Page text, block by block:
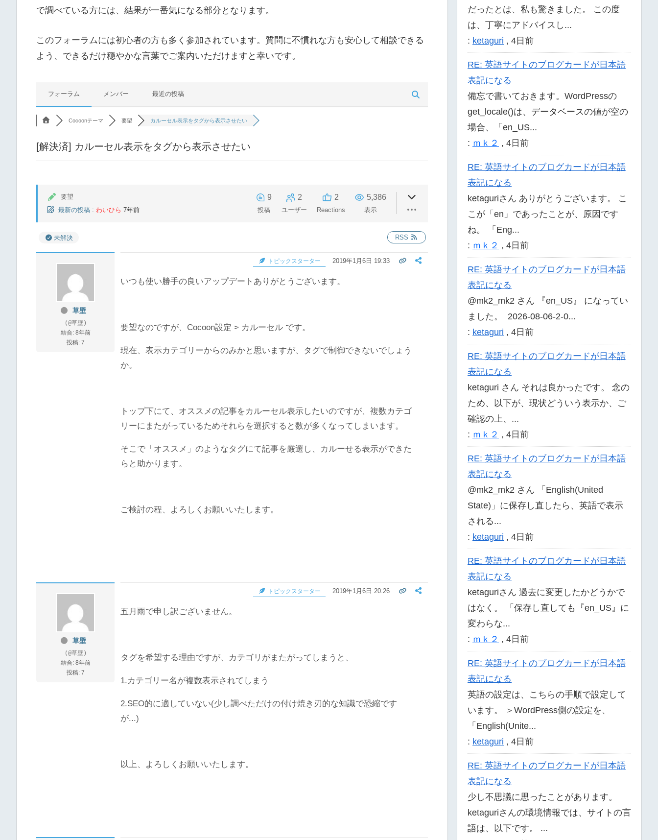
で調べている方には、結果が一番気になる部分となります。
このフォーラムには初心者の方も多く参加されています。質問に不慣れな方も安心して相談できる
よう、できるだけ穏やかな言葉でご案内いただけますと幸いです。
フォーラム メンバー 最近の投稿
Cocoonテーマ 要望 カルーセル表示をタグから表示させたい
[解決済] カルーセル表示をタグから表示させたい
要望
最新の投稿 : わいひら 7年前
9
投稿
2
ユーザー
2
Reactions
5,386
表示
未解決 RSS
草壁
(@草壁)
結合: 8年前
投稿: 7
トピックスターター 2019年1月6日 19:33
いつも使い勝手の良いアップデートありがとうございます。
要望なのですが、Cocoon設定 > カルーセル です。
現在、表示カテゴリーからのみかと思いますが、タグで制御できないでしょう
か。
トップ下にて、オススメの記事をカルーセル表示したいのですが、複数カテゴ
リーにまたがっているためそれらを選択すると数が多くなってしまいます。
そこで「オススメ」のようなタグにて記事を厳選し、カルーせる表示ができた
らと助かります。
ご検討の程、よろしくお願いいたします。
草壁
(@草壁)
結合: 8年前
投稿: 7
トピックスターター 2019年1月6日 20:26
五月雨で申し訳ございません。
タグを希望する理由ですが、カテゴリがまたがってしまうと、
1.カテゴリー名が複数表示されてしまう
2.SEO的に適していない(少し調べただけの付け焼き刃的な知識で恐縮です
が...)
以上、よろしくお願いいたします。
だったとは、私も驚きました。 この度
は、丁寧にアドバイスし...
: ketaguri , 4日前
RE: 英語サイトのブログカードが日本語
表記になる
備忘で書いておきます。WordPressの
get_locale()は、データベースの値が空の
場合、「en_US...
: ｍｋ２ , 4日前
RE: 英語サイトのブログカードが日本語
表記になる
ketaguriさん ありがとうございます。 こ
こが「en」であったことが、原因です
ね。 「Eng...
: ｍｋ２ , 4日前
RE: 英語サイトのブログカードが日本語
表記になる
@mk2_mk2 さん 『en_US』 になってい
ました。 2026-08-06-2-0...
: ketaguri , 4日前
RE: 英語サイトのブログカードが日本語
表記になる
ketaguri さん それは良かったです。 念の
ため、以下が、現状どういう表示か、ご
確認の上、...
: ｍｋ２ , 4日前
RE: 英語サイトのブログカードが日本語
表記になる
@mk2_mk2 さん 「English(United
State)」に保存し直したら、英語で表示
される...
: ketaguri , 4日前
RE: 英語サイトのブログカードが日本語
表記になる
ketaguriさん 過去に変更したかどうかで
はなく。 「保存し直しても『en_US』に
変わらな...
: ｍｋ２ , 4日前
RE: 英語サイトのブログカードが日本語
表記になる
英語の設定は、こちらの手順で設定して
います。 ＞WordPress側の設定を、
「English(Unite...
: ketaguri , 4日前
RE: 英語サイトのブログカードが日本語
表記になる
少し不思議に思ったことがあります。
ketaguriさんの環境情報では、サイトの言
語は、以下です。 ...